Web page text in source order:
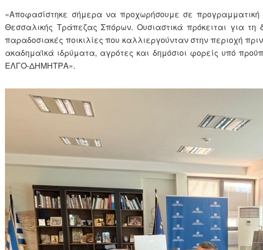
«Αποφασίστηκε σήμερα να προχωρήσουμε σε
Θεσσαλικής Τράπεζας Σπόρων. Ουσιαστικά πρόκειται για τη
παραδοσιακές ποικιλίες που καλλιεργούνταν στην περιοχή
ακαδημαϊκά ιδρύματα, αγρότες και δημόσιοι φορείς υπό
ΕΛΓΟ-ΔΗΜΗΤΡΑ».